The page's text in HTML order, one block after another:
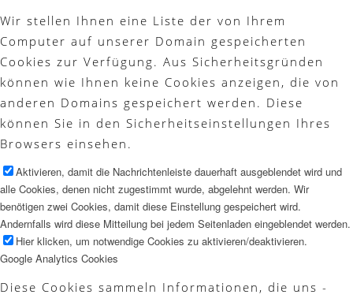
Wir stellen Ihnen eine Liste der von Ihrem
Computer auf unserer Domain gespeicherten
Cookies zur Verfügung. Aus Sicherheitsgründen
können wie Ihnen keine Cookies anzeigen, die von
anderen Domains gespeichert werden. Diese
können Sie in den Sicherheitseinstellungen Ihres
Browsers einsehen.
Aktivieren, damit die Nachrichtenleiste dauerhaft ausgeblendet wird und
alle Cookies, denen nicht zugestimmt wurde, abgelehnt werden. Wir
benötigen zwei Cookies, damit diese Einstellung gespeichert wird.
Andernfalls wird diese Mitteilung bei jedem Seitenladen eingeblendet werden.
Hier klicken, um notwendige Cookies zu aktivieren/deaktivieren.
Google Analytics Cookies
Diese Cookies sammeln Informationen, die uns -